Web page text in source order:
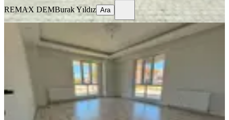
REMAX DEMBurak Yıldız Ara
🏡 Kiralık 2+1 Daire
Merkez, Kazım Karabekir Mahallesi
2+1·90 m² Düz Giriş (Zemin)
22.000 ₺